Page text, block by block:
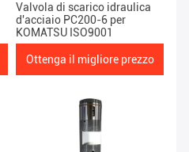
Valvola di scarico idraulica
d'acciaio PC200-6 per
KOMATSU ISO9001
Ottenga il migliore prezzo